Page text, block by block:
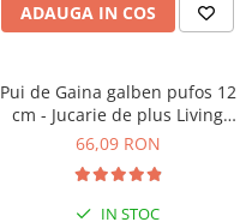
ADAUGA IN COS
Pui de Gaina galben pufos 12
cm - Jucarie de plus Living
Nature
66,09 RON
IN STOC